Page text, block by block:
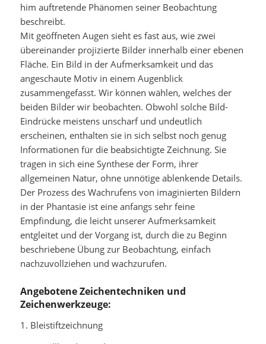
him auftretende Phänomen seiner Beobachtung
beschreibt.
Mit geöffneten Augen sieht es fast aus, wie zwei
übereinander projizierte Bilder innerhalb einer ebenen
Fläche. Ein Bild in der Aufmerksamkeit und das
angeschaute Motiv in einem Augenblick
zusammengefasst. Wir können wählen, welches der
beiden Bilder wir beobachten. Obwohl solche Bild-
Eindrücke meistens unscharf und undeutlich
erscheinen, enthalten sie in sich selbst noch genug
Informationen für die beabsichtigte Zeichnung. Sie
tragen in sich eine Synthese der Form, ihrer
allgemeinen Natur, ohne unnötige ablenkende Details.
Der Prozess des Wachrufens von imaginierten Bildern
in der Phantasie ist eine anfangs sehr feine
Empfindung, die leicht unserer Aufmerksamkeit
entgleitet und der Vorgang ist, durch die zu Beginn
beschriebene Übung zur Beobachtung, einfach
nachzuvollziehen und wachzurufen.
Angebotene Zeichentechniken und
Zeichenwerkzeuge:
1. Bleistiftzeichnung